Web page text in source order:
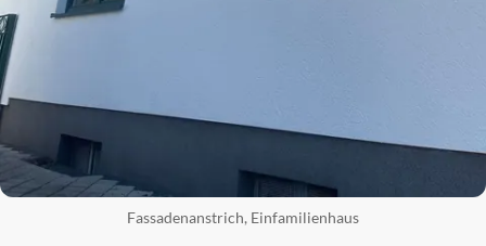
Fassadenanstrich, Einfamilienhaus